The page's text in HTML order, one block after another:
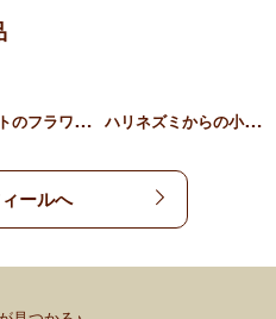
赤
いハートのフラワーBOX ハ
リネズミからの小さな贈り…
ールへ